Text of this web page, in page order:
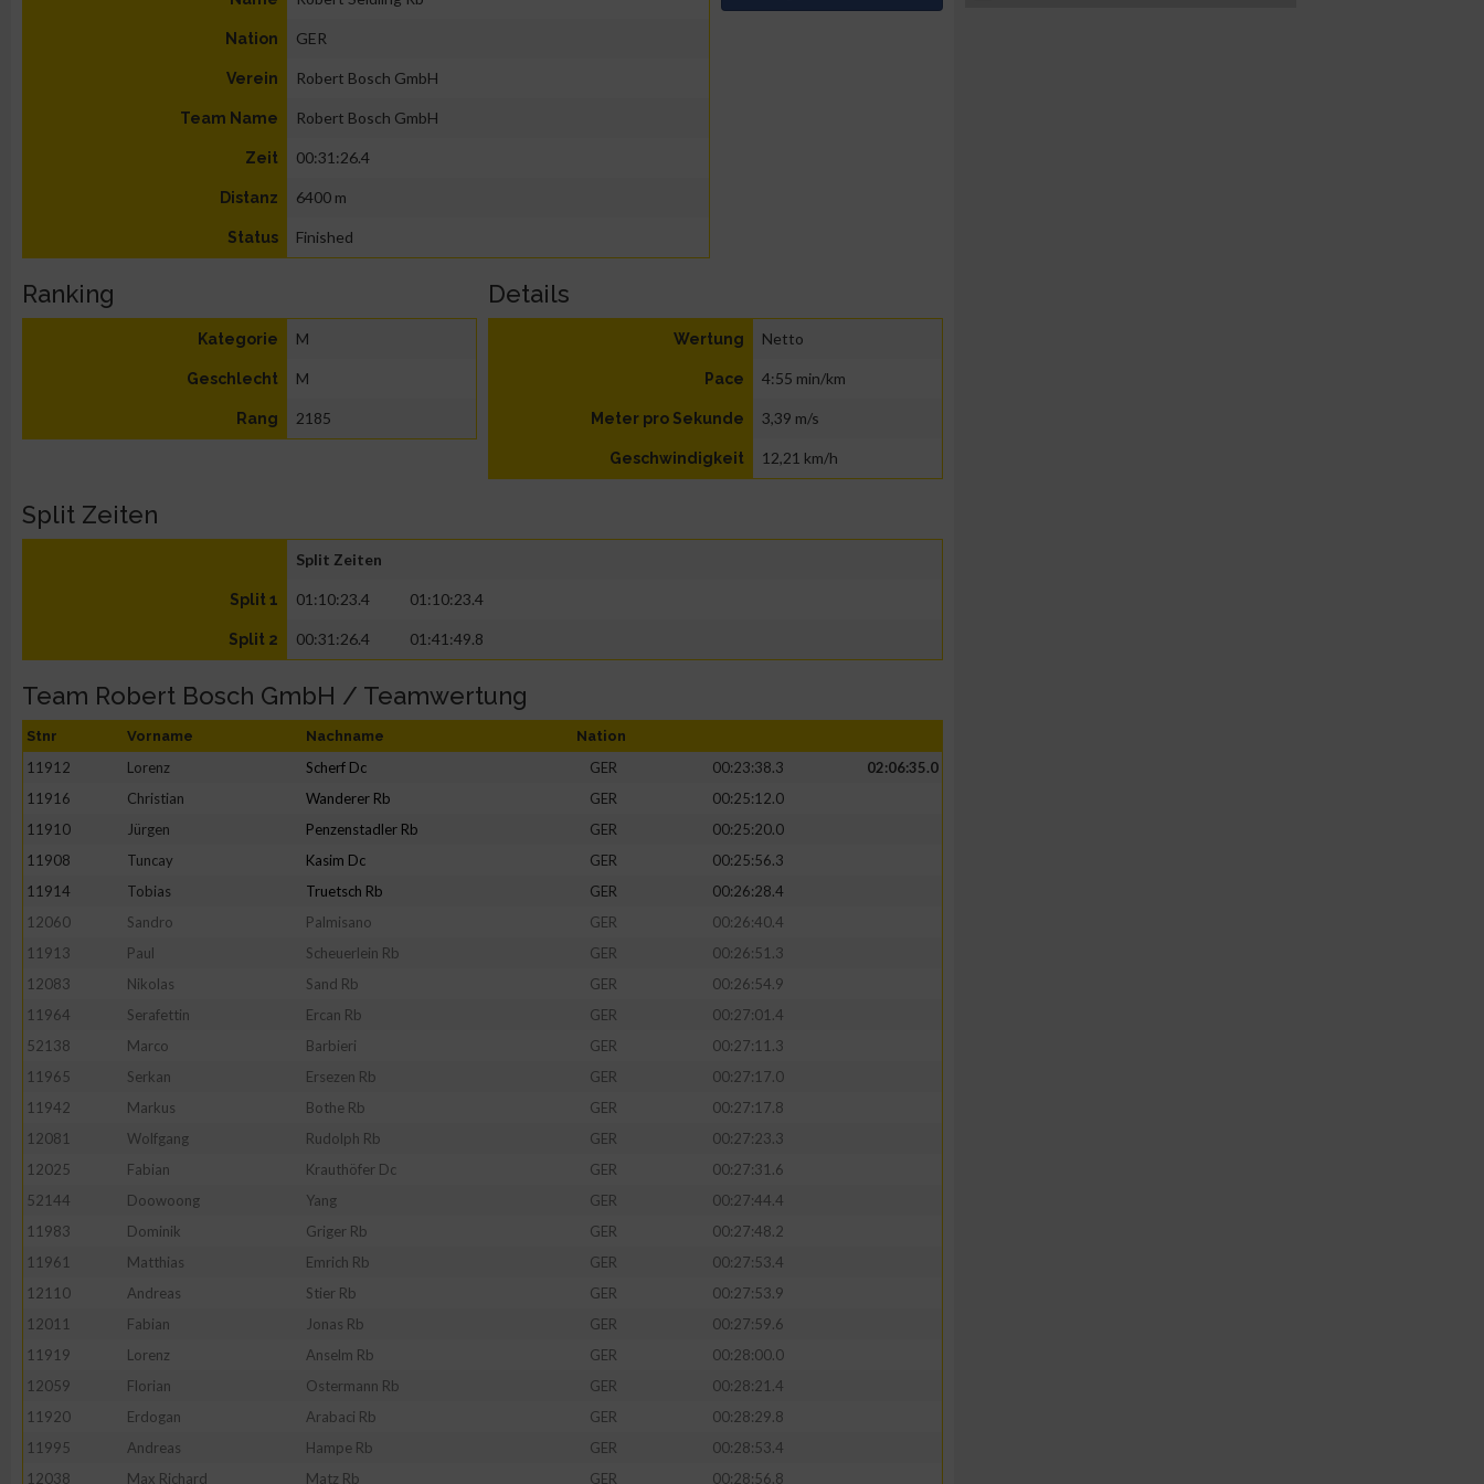
Nation GER
Verein Robert Bosch GmbH
Team Name Robert Bosch GmbH
Zeit 00:31:26.4
Distanz 6400 m
Status Finished
Ranking
Kategorie M
Geschlecht M
Rang 2185
Details
Wertung Netto
Pace 4:55 min/km
Meter pro Sekunde 3,39 m/s
Geschwindigkeit 12,21 km/h
Split Zeiten
Split Zeiten
Split 1 01:10:23.4 01:10:23.4
Split 2 00:31:26.4 01:41:49.8
Team Robert Bosch GmbH / Teamwertung
Stnr Vorname Nachname Nation
11912 Lorenz Scherf Dc GER 00:23:38.3
02:06:35.0
11916
Christian Wanderer Rb GER
00:25:12.0
11910
Jürgen Penzenstadler Rb GER
00:25:20.0
11908
Tuncay Kasim Dc GER
00:25:56.3
11914
Tobias Truetsch Rb GER
00:26:28.4
12060
Sandro Palmisano GER
00:26:40.4
11913
Paul Scheuerlein Rb GER
00:26:51.3
12083
Nikolas Sand Rb GER
00:26:54.9
11964
Serafettin Ercan Rb GER
00:27:01.4
52138
Marco Barbieri GER
00:27:11.3
11965
Serkan Ersezen Rb GER
00:27:17.0
11942
Markus Bothe Rb GER
00:27:17.8
12081
Wolfgang Rudolph Rb GER
00:27:23.3
12025
Fabian Krauthöfer Dc GER
00:27:31.6
52144
Doowoong Yang GER
00:27:44.4
11983
Dominik Griger Rb GER
00:27:48.2
11961
Matthias Emrich Rb GER
00:27:53.4
12110
Andreas Stier Rb GER
00:27:53.9
12011
Fabian Jonas Rb GER
00:27:59.6
11919
Lorenz Anselm Rb GER
00:28:00.0
12059
Florian Ostermann Rb GER
00:28:21.4
11920
Erdogan Arabaci Rb GER
00:28:29.8
11995
Andreas Hampe Rb GER
00:28:53.4
12038
Max Richard Matz Rb GER
00:28:56.8